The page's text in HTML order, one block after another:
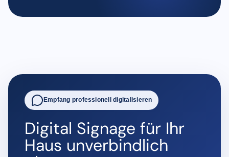
Empfang professionell digitalisieren
Digital Signage für Ihr
Haus unverbindlich